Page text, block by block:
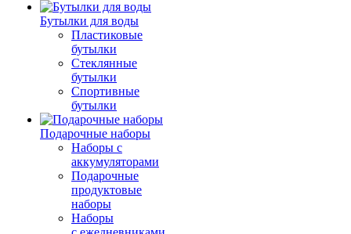
Бутылки для воды
Пластиковые
бутылки
Стеклянные
бутылки
Спортивные
бутылки
Подарочные наборы
Наборы с
аккумуляторами
Подарочные
продуктовые
наборы
Наборы